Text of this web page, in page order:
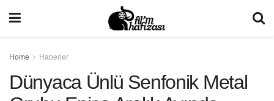
Home Haberler
Dünyaca Ünlü Senfonik Metal